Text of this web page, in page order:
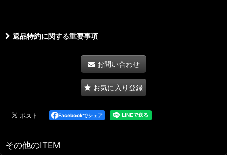
返品特約に関する重要事項
お問い合わせ
お気に入り登録
Facebookでシェア
その他のITEM